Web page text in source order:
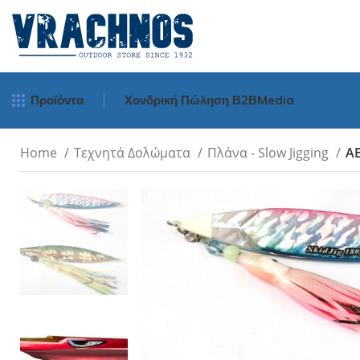
Προϊόντα
Μηχανισμοί
Surf Casting
Bait Cast -
Οριζοντίου
Νήματα
Πετονιές
Πετονιές
Πετονιές
Χονδρική Πώληση Β2ΒMedia
Home Τεχνητά Δολώματα Πλάνα - Slow Jigging